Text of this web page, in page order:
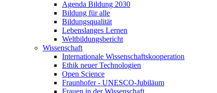
Agenda Bildung 2030
Bildung für alle
Bildungsqualität
Lebenslanges Lernen
Weltbildungsbericht
Wissenschaft
Internationale Wissenschaftskooperation
Ethik neuer Technologien
Open Science
Fraunhofer - UNESCO-Jubiläum